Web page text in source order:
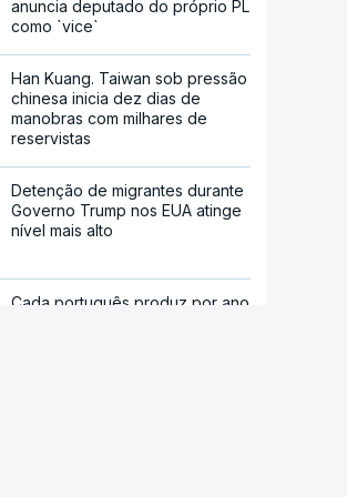
anuncia deputado do próprio PL
como `vice`
Han Kuang. Taiwan sob pressão
chinesa inicia dez dias de
manobras com milhares de
reservistas
Detenção de migrantes durante
Governo Trump nos EUA atinge
nível mais alto
Cada português produz por ano